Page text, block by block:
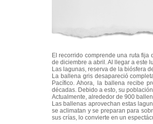
El recorrido comprende una ruta
de diciembre a abril. Al llegar a este
Las lagunas, reserva de la biósfera
La ballena gris desapareció
Pacífico. Ahora, la ballena recibe
décadas. Debido a esto, su
Actualmente, alrededor de 900
Las ballenas aprovechan estas
se aclimatan y se preparan para
sus crías, lo convierte en un